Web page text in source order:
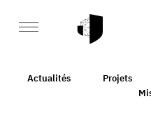
Actualités Projets